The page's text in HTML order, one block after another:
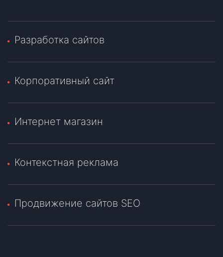
Разработка сайтов
Корпоративный сайт
Интернет магазин
Контекстная реклама
Продвижение сайтов SEO